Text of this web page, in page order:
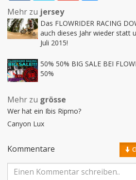
Mehr zu jersey
Das FLOWRIDER RACING
auch dieses Jahr wieder statt
Juli 2015!
50% 50% BIG SALE BEI
50%
Mehr zu grösse
Wer hat ein Ibis Ripmo?
Canyon Lux
Kommentare